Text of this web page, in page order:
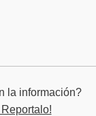
la información?